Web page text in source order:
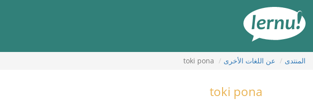
المحتويات
المنتدى عن اللغات الأخرى toki pona
toki pona